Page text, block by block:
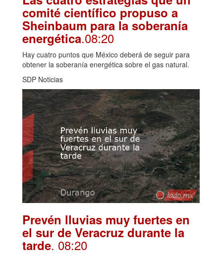
comité científico propuso a
Sheinbaum para la soberanía
energética.08:20
Hay cuatro puntos que México deberá de seguir para
obtener la soberanía energética sobre el gas natural.
SDP Noticias
Prevén lluvias muy fuertes en
el sur de Veracruz durante la
tarde. 08:20